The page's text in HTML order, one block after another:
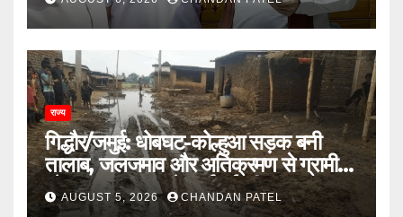
राज्य
गिद्धौर/जमुई: धोबघट-कोल्हुआ सड़क बनी
तालाब, जलजमाव और अतिक्रमण से ग्रामीण
परेशान, प्रशासन से कार्रवाई की मांग
AUGUST 5, 2026 CHANDAN PATEL